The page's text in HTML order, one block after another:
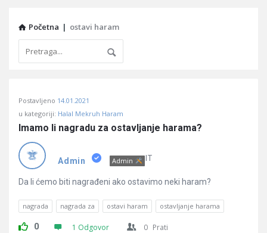
Početna | ostavi haram
Učene
Latest
Pitanja
Postavljeno 14.01.2021
u kategoriji: Halal Mekruh Haram
Imamo li nagradu za ostavljanje harama?
Admin Admin IT
Da li ćemo biti nagrađeni ako ostavimo neki haram?
nagrada nagrada za ostavi haram ostavljanje harama
0 1 Odgovor 0 Prati